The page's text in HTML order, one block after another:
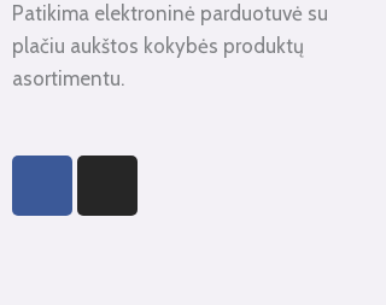
Patikima elektroninė parduotuvė su
plačiu aukštos kokybės produktų
asortimentu.